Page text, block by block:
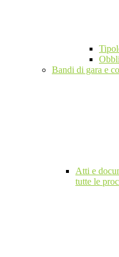
Bandi di gara e
Atti e
tutte le